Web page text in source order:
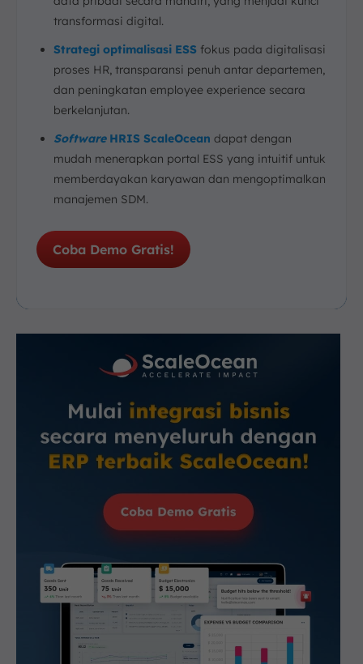
transformasi digital.
Strategi optimalisasi ESS fokus pada digitalisasi
proses HR, transparansi penuh antar departemen,
dan peningkatan employee experience secara
berkelanjutan.
SoftwareHRIS ScaleOcean dapat dengan
mudah menerapkan portal ESS yang intuitif untuk
memberdayakan karyawan dan mengoptimalkan
manajemen SDM.
Coba Demo Gratis!